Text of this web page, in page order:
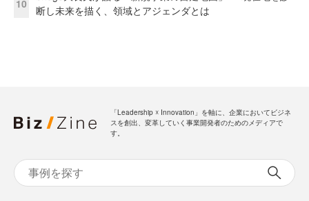
10
断し未来を描く、領域とアジェンダとは
「Leadership ☓ Innovation」を軸に、企業においてビジネ
スを創出、変革していく事業開発者のためのメディアで
す。